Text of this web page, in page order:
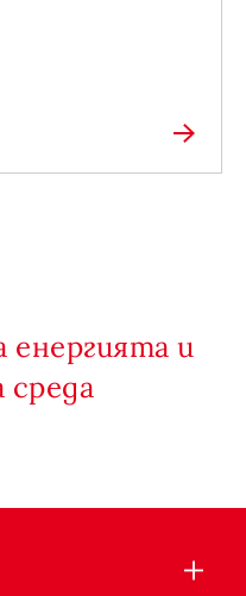
енергията и
среда